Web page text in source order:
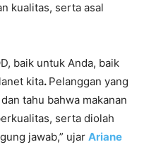
kualitas, serta asal
baik untuk Anda, baik
kita. Pelanggan yang
tahu bahwa makanan
serta diolah
jawab,” ujar Ariane